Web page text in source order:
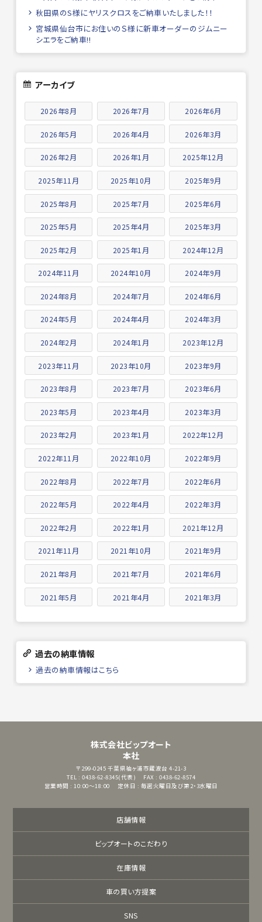
秋田県のS様にヤリスクロスをご納車いたしました！！
宮城県仙台市にお住いのＳ様に新車オーダーのジムニー
シエラをご納車!!
アーカイブ
2026年8月 2026年7月 2026年6月
2026年5月 2026年4月 2026年3月
2026年2月 2026年1月 2025年12月
2025年11月 2025年10月 2025年9月
2025年8月 2025年7月 2025年6月
2025年5月 2025年4月 2025年3月
2025年2月 2025年1月 2024年12月
2024年11月 2024年10月 2024年9月
2024年8月 2024年7月 2024年6月
2024年5月 2024年4月 2024年3月
2024年2月 2024年1月 2023年12月
2023年11月 2023年10月 2023年9月
2023年8月 2023年7月 2023年6月
2023年5月 2023年4月 2023年3月
2023年2月 2023年1月 2022年12月
2022年11月 2022年10月 2022年9月
2022年8月 2022年7月 2022年6月
2022年5月 2022年4月 2022年3月
2022年2月 2022年1月 2021年12月
2021年11月 2021年10月 2021年9月
2021年8月 2021年7月 2021年6月
2021年5月 2021年4月 2021年3月
過去の納車情報
過去の納車情報はこちら
株式会社ビップオート
本社
〒299-0245 千葉県袖ヶ浦市蔵波台 4-21-3
TEL : 0438-62-8345(代表)
FAX : 0438-62-8574
営業時間 : 10:00～18:00
定休日 : 毎週火曜日及び第2・3水曜日
店舗情報
ビップオートのこだわり
在庫情報
車の買い方提案
SNS